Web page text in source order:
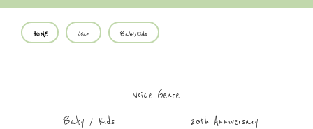
HOME Voice Baby/Kids
Voice Genre
Baby / Kids
20th Anniversary